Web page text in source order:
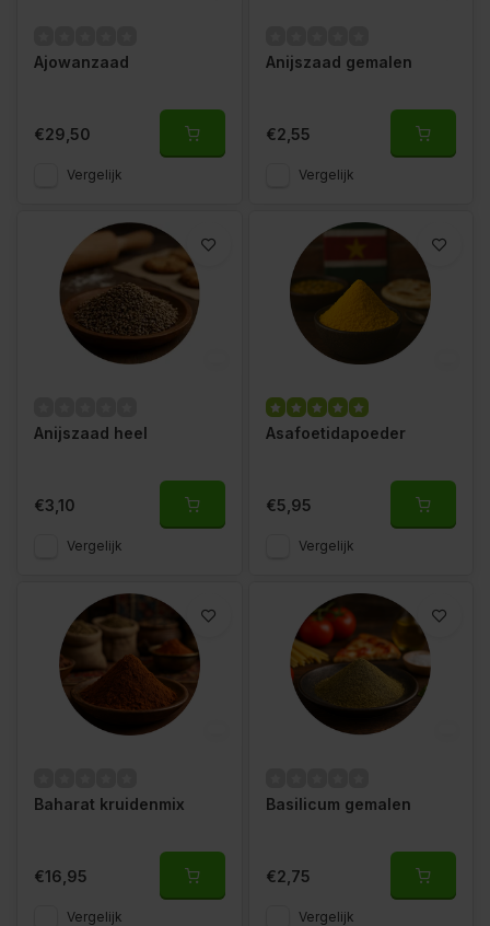
Ajowanzaad
€29,50
Vergelijk
Anijszaad gemalen
€2,55
Vergelijk
Anijszaad heel
€3,10
Vergelijk
Asafoetidapoeder
€5,95
Vergelijk
Baharat kruidenmix
€16,95
Vergelijk
Basilicum gemalen
€2,75
Vergelijk